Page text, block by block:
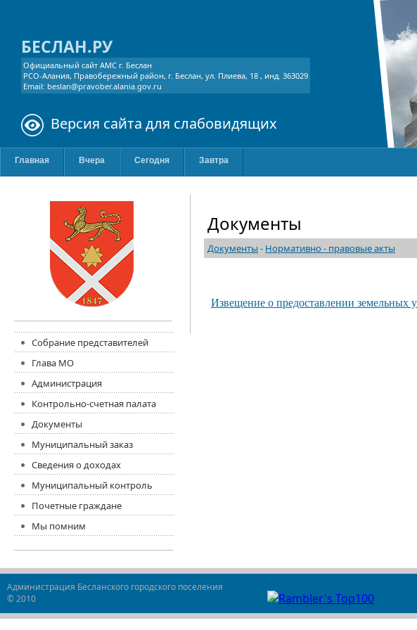
БЕСЛАН.РУ
Официальный сайт АМС г. Беслан
РСО-Алания, Правобережный район, г. Беслан, ул. Плиева, 18 , инд. 363029
Email: beslan@pravober.alania.gov.ru
Версия сайта для слабовидящих
Главная Вчера Сегодня Завтра
Собрание представителей
Глава МО
Администрация
Контрольно-счетная палата
Документы
Муниципальный заказ
Сведения о доходах
Муниципальный контроль
Почетные граждане
Мы помним
Документы
Документы - Нормативно - правовые акты
Извещение о предоставлении земельных
Администрация Бесланского городского поселения
© 2010